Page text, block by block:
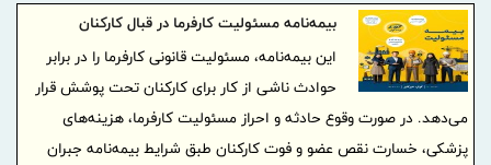
مرکزی اخذ شد.
بیمه‌نامه مسئولیت کارفرما در قبال کارکنان
این بیمه‌نامه، مسئولیت قانونی کارفرما را در برابر
حوادث ناشی از کار برای کارکنان تحت پوشش قرار
می‌دهد. در صورت وقوع حادثه و احراز مسئولیت کارفرما، هزینه‌های
پزشکی، خسارت نقص عضو و فوت کارکنان طبق شرایط بیمه‌نامه جبران